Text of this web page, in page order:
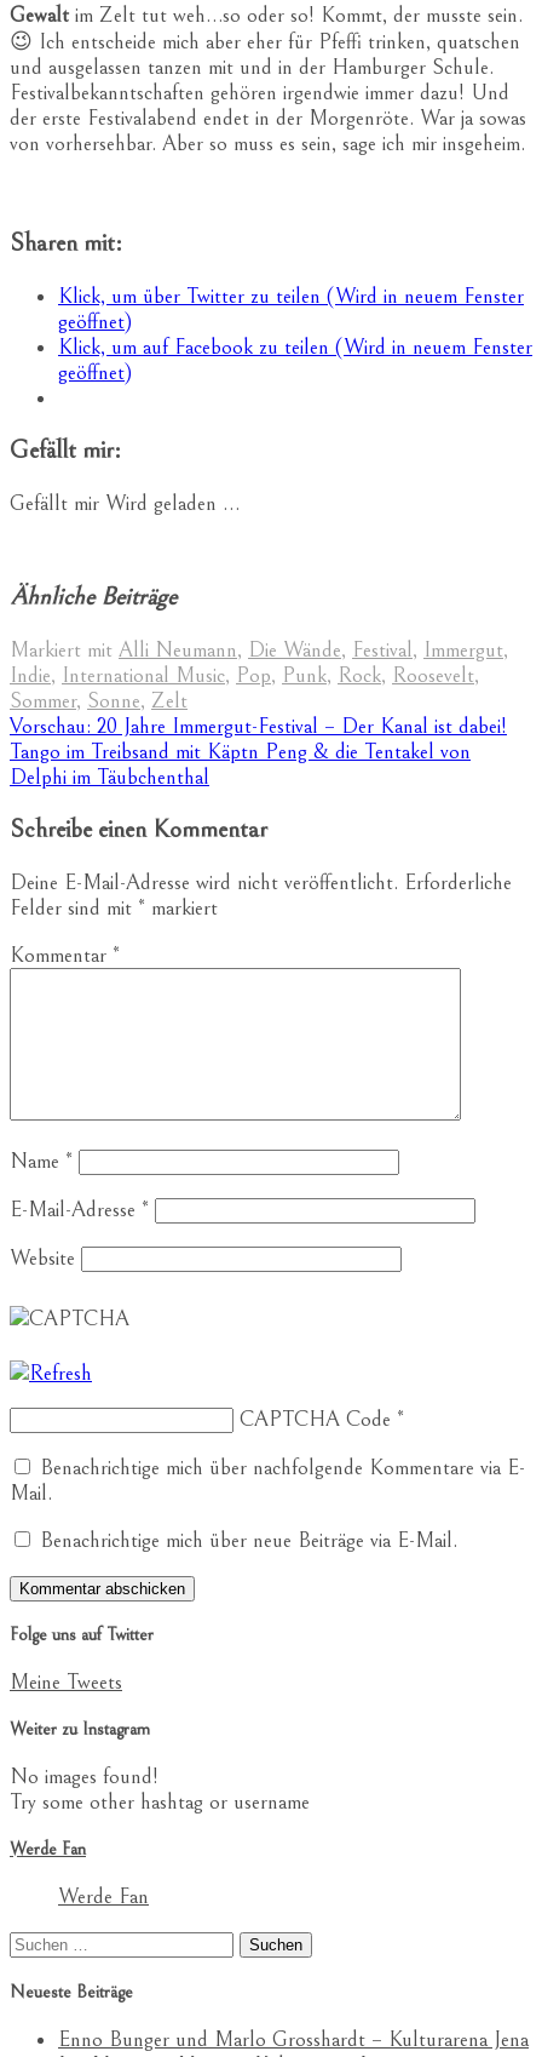
Gewalt im Zelt tut weh…so oder so! Kommt, der musste sein.
😉 Ich entscheide mich aber eher für Pfeffi trinken, quatschen
und ausgelassen tanzen mit und in der Hamburger Schule.
Festivalbekanntschaften gehören irgendwie immer dazu! Und
der erste Festivalabend endet in der Morgenröte. War ja sowas
von vorhersehbar. Aber so muss es sein, sage ich mir insgeheim.
Sharen mit:
Klick, um über Twitter zu teilen (Wird in neuem Fenster
geöffnet)
Klick, um auf Facebook zu teilen (Wird in neuem Fenster
geöffnet)
Gefällt mir:
Gefällt mir Wird geladen …
Ähnliche Beiträge
Markiert mit Alli Neumann, Die Wände, Festival, Immergut,
Indie, International Music, Pop, Punk, Rock, Roosevelt,
Sommer, Sonne, Zelt
Beitragsnavigation
Vorschau: 20 Jahre Immergut-Festival – Der Kanal ist dabei!
Tango im Treibsand mit Käptn Peng & die Tentakel von
Delphi im Täubchenthal
Schreibe einen Kommentar
Deine E-Mail-Adresse wird nicht veröffentlicht. Erforderliche
Felder sind mit * markiert
Kommentar *
Name *
E-Mail-Adresse *
Website
CAPTCHA Code *
Benachrichtige mich über nachfolgende Kommentare via E-
Mail.
Benachrichtige mich über neue Beiträge via E-Mail.
Folge uns auf Twitter
Meine Tweets
Weiter zu Instagram
No images found!
Try some other hashtag or username
Werde Fan
Werde Fan
Suchen
Neueste Beiträge
Enno Bunger und Marlo Grosshardt – Kulturarena Jena